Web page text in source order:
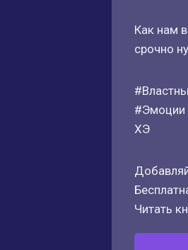
Как нам
срочно
#Эмоции
ХЭ
Читать